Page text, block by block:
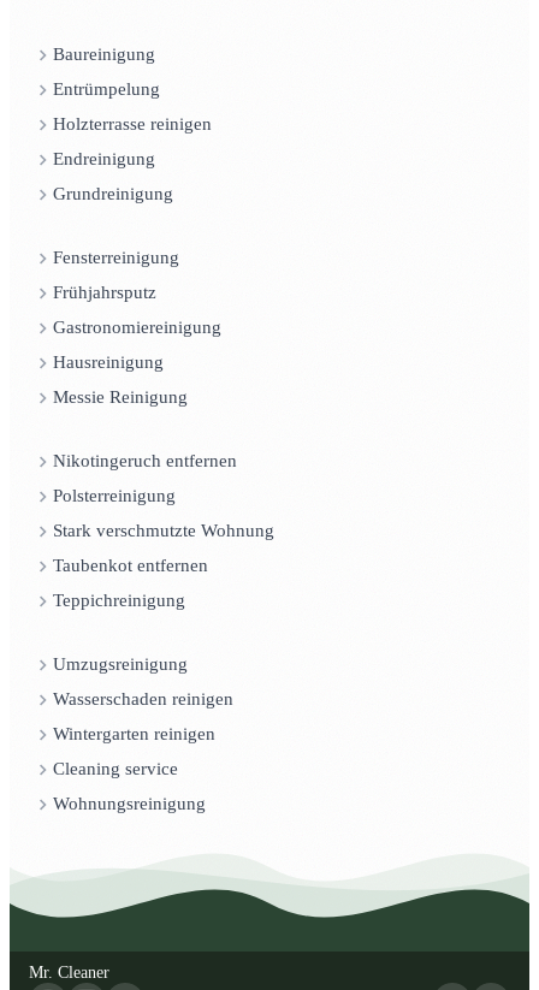
Baureinigung
Entrümpelung
Holzterrasse reinigen
Endreinigung
Grundreinigung
Fensterreinigung
Frühjahrsputz
Gastronomiereinigung
Hausreinigung
Messie Reinigung
Nikotingeruch entfernen
Polsterreinigung
Stark verschmutzte Wohnung
Taubenkot entfernen
Teppichreinigung
Umzugsreinigung
Wasserschaden reinigen
Wintergarten reinigen
Cleaning service
Wohnungsreinigung
Mr. Cleaner